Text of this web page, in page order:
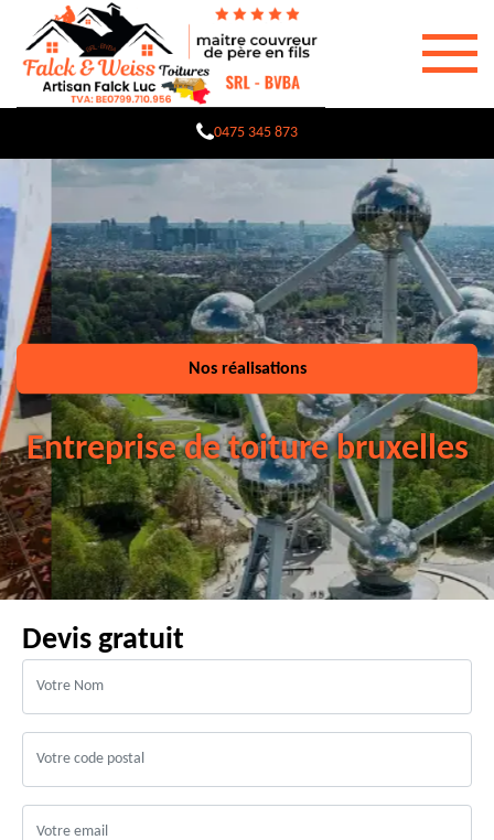
0475 345 873
Nos réalisations
Entreprise de toiture bruxelles
Devis gratuit